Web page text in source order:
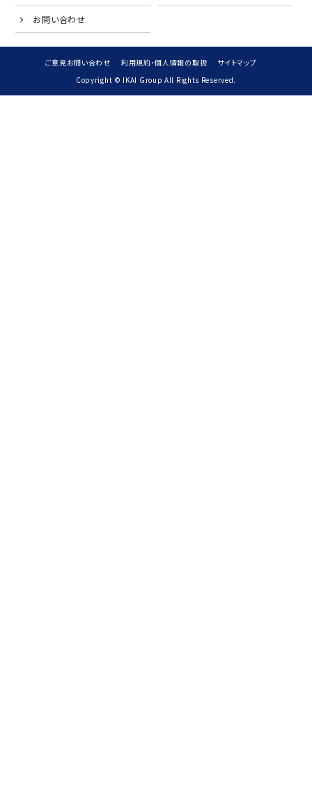
お問い合わせ
ご意見お問い合わせ 利用規約・個人情報の取扱
サイトマップ
Copyright © IKAI Group All Rights Reserved.